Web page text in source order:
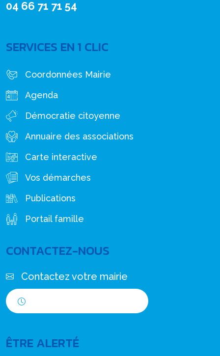
04 66 71 71 54
SERVICES EN 1 CLIC
Coordonnées Mairie
Agenda
Démocratie citoyenne
Annuaire des associations
Carte interactive
Vos démarches
Publications
Portail famille
CONTACTEZ-NOUS
Contactez votre mairie
ÊTRE ALERTÉ